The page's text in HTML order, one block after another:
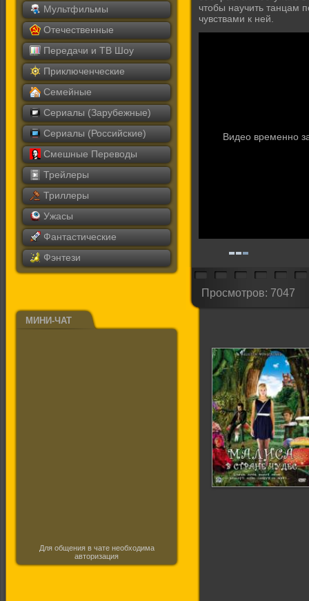
Мультфильмы
Отечественные
Передачи и ТВ Шоу
Приключенческие
Семейные
Сериалы (Зарубежные)
Сериалы (Российские)
Смешные Переводы
Трейлеры
Триллеры
Ужасы
Фантастические
Фэнтези
МИНИ-ЧАТ
Для общения в чате необходима
авторизация
чтобы научить танцам
чувствами к ней.
Видео временно
Просмотров: 7047